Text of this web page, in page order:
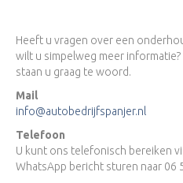
Heeft u vragen over een
wilt u simpelweg meer
staan u graag te woord.
Mail
info@autobedrijfspanjer.nl
Telefoon
U kunt ons telefonisch bereiken
WhatsApp bericht sturen naar 06